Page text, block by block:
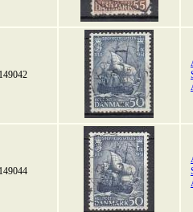
149042
149044